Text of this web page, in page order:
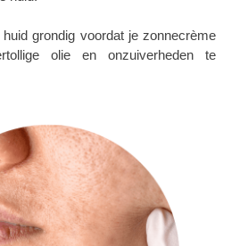
huid grondig voordat je zonnecrème
olie en onzuiverheden te